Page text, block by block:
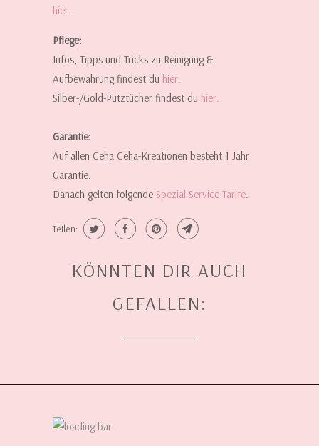
hier.
Pflege:
Infos, Tipps und Tricks zu Reinigung &
Aufbewahrung findest du hier.
Silber-/Gold-Putztücher findest du hier.
Garantie:
Auf allen Ceha Ceha-Kreationen besteht 1 Jahr
Garantie.
Danach gelten folgende Spezial-Service-Tarife.
Teilen:
KÖNNTEN DIR AUCH
GEFALLEN: